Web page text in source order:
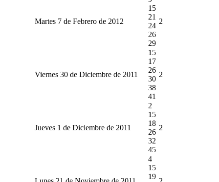
Martes 7 de Febrero de 2012
15
21
24
26
29
2
Viernes 30 de Diciembre de 2011
15
17
26
30
38
41
2
Jueves 1 de Diciembre de 2011
2
15
18
26
32
45
2
4
15
19